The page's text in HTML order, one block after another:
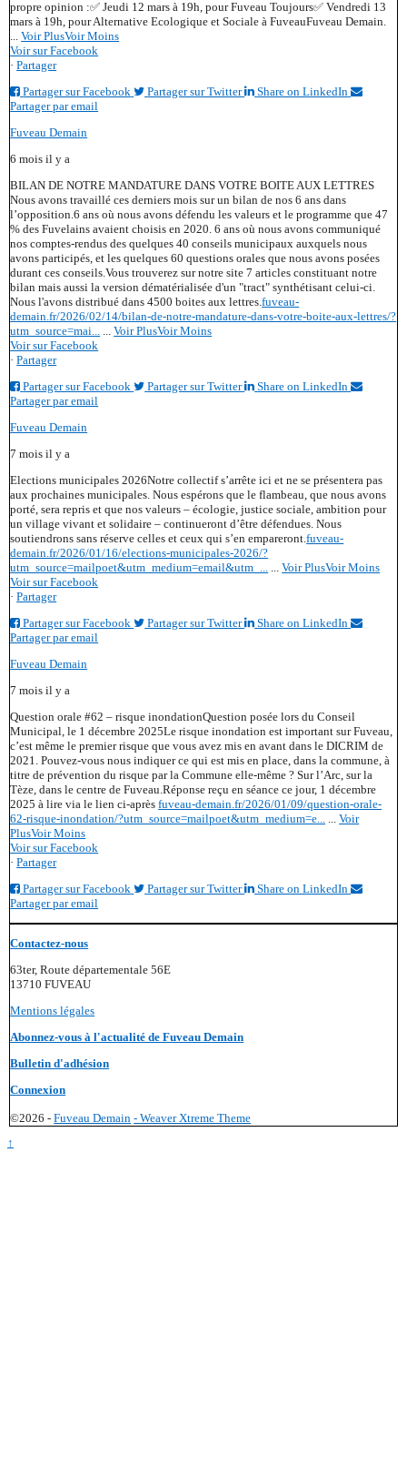
propre opinion :✅ Jeudi 12 mars à 19h, pour Fuveau Toujours✅ Vendredi 13
mars à 19h, pour Alternative Ecologique et Sociale à FuveauFuveau Demain.
...Voir PlusVoir Moins
Voir sur Facebook
· Partager
Partager sur Facebook
Partager sur Twitter
Share on LinkedIn
Partager par email
Fuveau Demain
6 mois il y a
BILAN DE NOTRE MANDATURE DANS VOTRE BOITE AUX LETTRES
Nous avons travaillé ces derniers mois sur un bilan de nos 6 ans dans
l’opposition.6 ans où nous avons défendu les valeurs et le programme que 47
% des Fuvelains avaient choisis en 2020. 6 ans où nous avons communiqué
nos comptes-rendus des quelques 40 conseils municipaux auxquels nous
avons participés, et les quelques 60 questions orales que nous avons posées
durant ces conseils.Vous trouverez sur notre site 7 articles constituant notre
bilan mais aussi la version dématérialisée d'un "tract" synthétisant celui-ci.
Nous l'avons distribué dans 4500 boites aux lettres.fuveau-
demain.fr/2026/02/14/bilan-de-notre-mandature-dans-votre-boite-aux-lettres/?
utm_source=mai... ...Voir PlusVoir Moins
Voir sur Facebook
· Partager
Partager sur Facebook
Partager sur Twitter
Share on LinkedIn
Partager par email
Fuveau Demain
7 mois il y a
Elections municipales 2026Notre collectif s’arrête ici et ne se présentera pas
aux prochaines municipales. Nous espérons que le flambeau, que nous avons
porté, sera repris et que nos valeurs – écologie, justice sociale, ambition pour
un village vivant et solidaire – continueront d’être défendues. Nous
soutiendrons sans réserve celles et ceux qui s’en empareront.fuveau-
demain.fr/2026/01/16/elections-municipales-2026/?
utm_source=mailpoet&utm_medium=email&utm_... ...Voir PlusVoir Moins
Voir sur Facebook
· Partager
Partager sur Facebook
Partager sur Twitter
Share on LinkedIn
Partager par email
Fuveau Demain
7 mois il y a
Question orale #62 – risque inondationQuestion posée lors du Conseil
Municipal, le 1 décembre 2025Le risque inondation est important sur Fuveau,
c’est même le premier risque que vous avez mis en avant dans le DICRIM de
2021. Pouvez-vous nous indiquer ce qui est mis en place, dans la commune, à
titre de prévention du risque par la Commune elle-même ? Sur l’Arc, sur la
Tèze, dans le centre de Fuveau.Réponse reçu en séance ce jour, 1 décembre
2025 à lire via le lien ci-aprèsfuveau-demain.fr/2026/01/09/question-orale-
62-risque-inondation/?utm_source=mailpoet&utm_medium=e... ...Voir
PlusVoir Moins
Voir sur Facebook
· Partager
Partager sur Facebook
Partager sur Twitter
Share on LinkedIn
Partager par email
Contactez-nous
63ter, Route départementale 56E
13710 FUVEAU
Mentions légales
Abonnez-vous à l'actualité de Fuveau Demain
Bulletin d'adhésion
Connexion
©2026 -Fuveau Demain -Weaver Xtreme Theme
↑